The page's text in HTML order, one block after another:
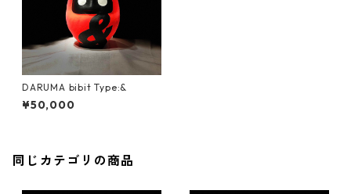
DARUMA bibit Type:&
¥50,000
同じカテゴリの商品